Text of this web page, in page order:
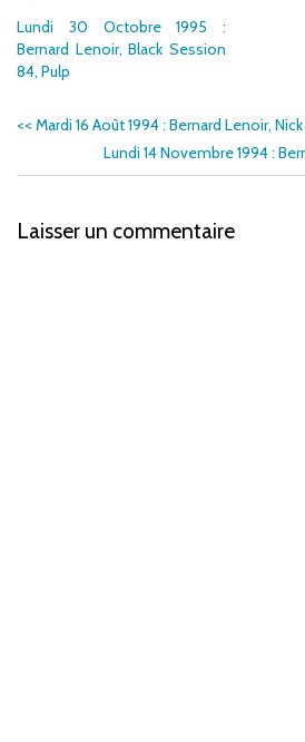
Lundi 30 Octobre 1995 :
Bernard Lenoir, Black Session
84, Pulp
<< Mardi 16 Août 1994 : Bernard Lenoir,
Lundi 14 Novembre 1994 :
Laisser un commentaire